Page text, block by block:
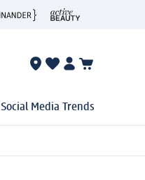
Social Media Trends